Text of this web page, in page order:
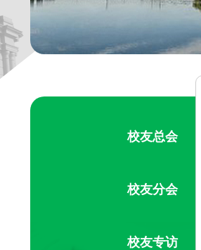
校友总会
校友分会
校友专访